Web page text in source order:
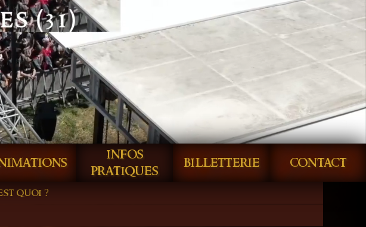
infos
pratiques
billetterie contact
quoi ?
médiéval et fantastique.